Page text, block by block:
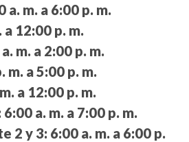
a. m. a 6:00 p. m.
a 12:00 p. m.
m. a 2:00 p. m.
m. a 5:00 p. m.
a 12:00 p. m.
6:00 a. m. a 7:00 p. m.
2 y 3: 6:00 a. m. a 6:00 p.